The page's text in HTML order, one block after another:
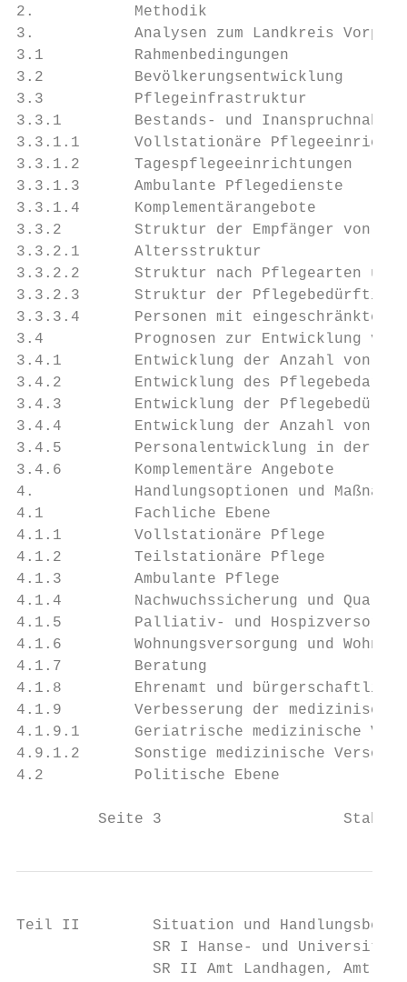
2.           Methodik
3.           Analysen zum Landkreis
3.1          Rahmenbedingungen
3.2
3.3          Pflegeinfrastruktur
3.3.1        Bestands- und
3.3.1.1      Vollstationäre
3.3.1.2
3.3.1.3      Ambulante
3.3.1.4
3.3.2        Struktur der Empfänger
3.3.2.1      Altersstruktur
3.3.2.2      Struktur nach
3.3.2.3      Struktur der
3.3.3.4      Personen mit
3.4          Prognosen zur
3.4.1        Entwicklung der Anzahl
3.4.2        Entwicklung des
3.4.3        Entwicklung der
3.4.4        Entwicklung der Anzahl
3.4.5        Personalentwicklung in der
3.4.6        Komplementäre
4.           Handlungsoptionen und
4.1          Fachliche Ebene
4.1.1        Vollstationäre
4.1.2        Teilstationäre
4.1.3        Ambulante Pflege
4.1.4        Nachwuchssicherung
4.1.5        Palliativ- und
4.1.6        Wohnungsversorgung und
4.1.7        Beratung
4.1.8        Ehrenamt und
4.1.9        Verbesserung der
4.1.9.1      Geriatrische
4.9.1.2      Sonstige medizinische
4.2          Politische Ebene
Seite 3
Teil II        Situation und
SR I Hanse- und
SR II Amt Landhagen, Amt